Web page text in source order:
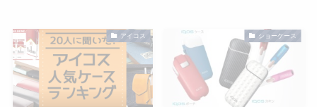
アイコス ショーケース